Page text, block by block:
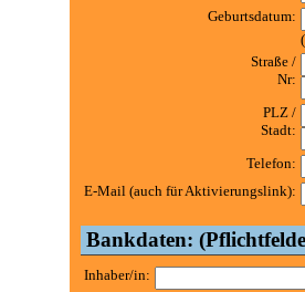
Geburtsdatum:
Straße /
Nr:
PLZ /
Stadt:
Telefon:
E-Mail (auch für Aktivierungslink):
Bankdaten:
Inhaber/in: